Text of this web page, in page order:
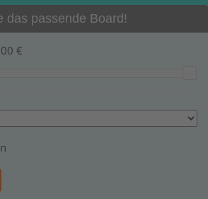
das passende Board!
€